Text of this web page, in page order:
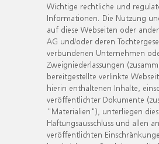
Wichtige rechtliche und
Informationen. Die Nutzung
auf diese Webseiten oder
AG und/oder deren
verbundenen Unternehmen
Zweigniederlassungen
bereitgestellte verlinkte
hierin enthaltenen Inhalte,
veröffentlichter Dokumente
"Materialien"), unterliegen
Haftungsausschluss und allen
veröffentlichten